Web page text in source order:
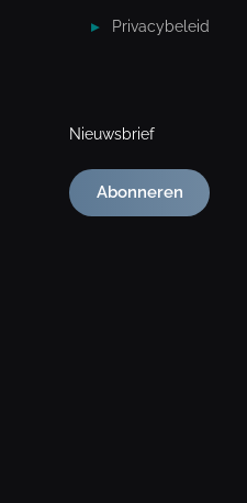
Privacybeleid
Nieuwsbrief
Abonneren